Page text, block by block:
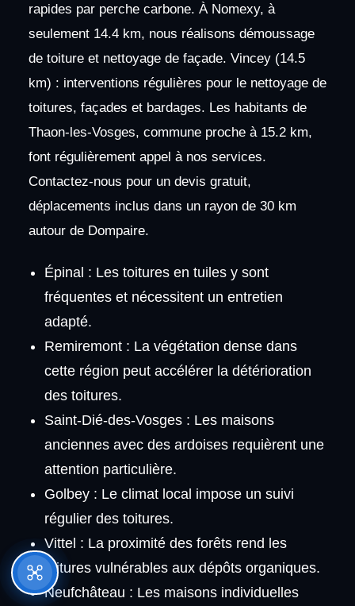
rapides par perche carbone. À Nomexy, à
seulement 14.4 km, nous réalisons démoussage
de toiture et nettoyage de façade. Vincey (14.5
km) : interventions régulières pour le nettoyage de
toitures, façades et bardages. Les habitants de
Thaon-les-Vosges, commune proche à 15.2 km,
font régulièrement appel à nos services.
Contactez-nous pour un devis gratuit,
déplacements inclus dans un rayon de 30 km
autour de Dompaire.
Épinal : Les toitures en tuiles y sont
fréquentes et nécessitent un entretien
adapté.
Remiremont : La végétation dense dans
cette région peut accélérer la détérioration
des toitures.
Saint-Dié-des-Vosges : Les maisons
anciennes avec des ardoises requièrent une
attention particulière.
Golbey : Le climat local impose un suivi
régulier des toitures.
Vittel : La proximité des forêts rend les
toitures vulnérables aux dépôts organiques.
Neufchâteau : Les maisons individuelles